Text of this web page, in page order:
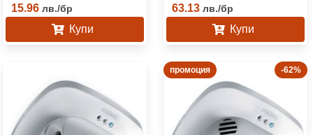
15.96 лв./бр
Купи
63.13 лв./бр
Купи
промоция -62%